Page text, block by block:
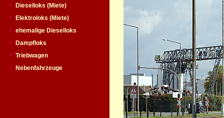
Dieselloks (Miete)
Elektroloks (Miete)
ehemalige Dieselloks
Dampfloks
Triebwagen
Nebenfahrzeuge